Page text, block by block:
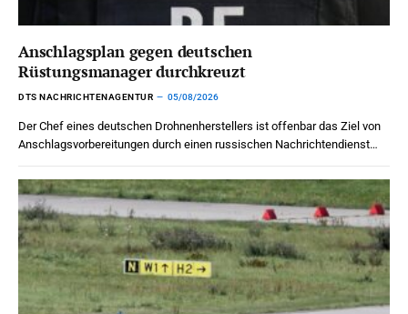
Anschlagsplan gegen deutschen
Rüstungsmanager durchkreuzt
DTS NACHRICHTENAGENTUR 05/08/2026
Der Chef eines deutschen Drohnenherstellers ist offenbar das Ziel von
Anschlagsvorbereitungen durch einen russischen Nachrichtendienst…